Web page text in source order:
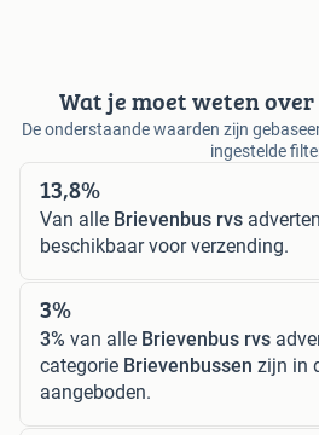
Wat je moet weten
De onderstaande waarden zijn
ingestelde
13,8%
Van alle Brievenbus rvs
beschikbaar voor verzending.
3%
3% van alle Brievenbus rvs
categorie Brievenbussen zijn in
aangeboden.